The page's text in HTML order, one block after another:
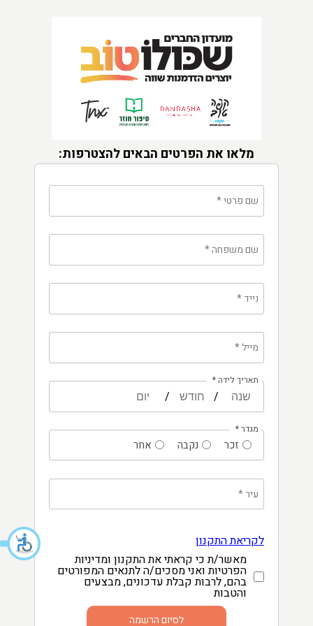
מלאו את הפרטים הבאים להצטרפות:
שם פרטי*
שם משפחה*
נייד*
מייל*
/ /
תאריך לידה *
זכר נקבה אחר
מגדר*
עיר *
לקריאת התקנון
מאשר/ת כי קראתי את התקנון ומדיניות
הפרטיות ואני מסכים/ה לתנאים המפורטים
בהם, לרבות קבלת עדכונים, מבצעים
והטבות